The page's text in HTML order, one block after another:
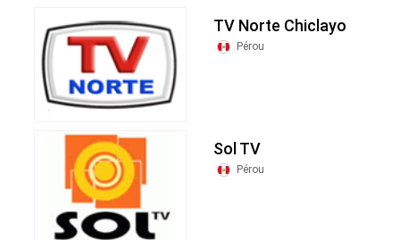
TV Norte Chiclayo
Pérou
Sol TV
Pérou